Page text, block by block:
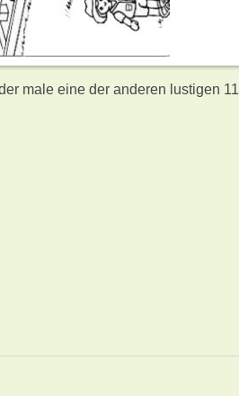
male eine der anderen lustigen 11